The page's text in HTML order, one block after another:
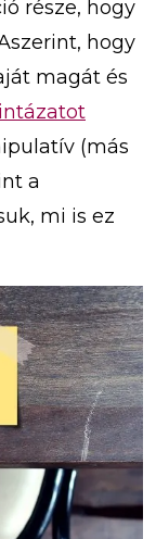
része, hogy
hogy
magát és
(más
a
mi is ez